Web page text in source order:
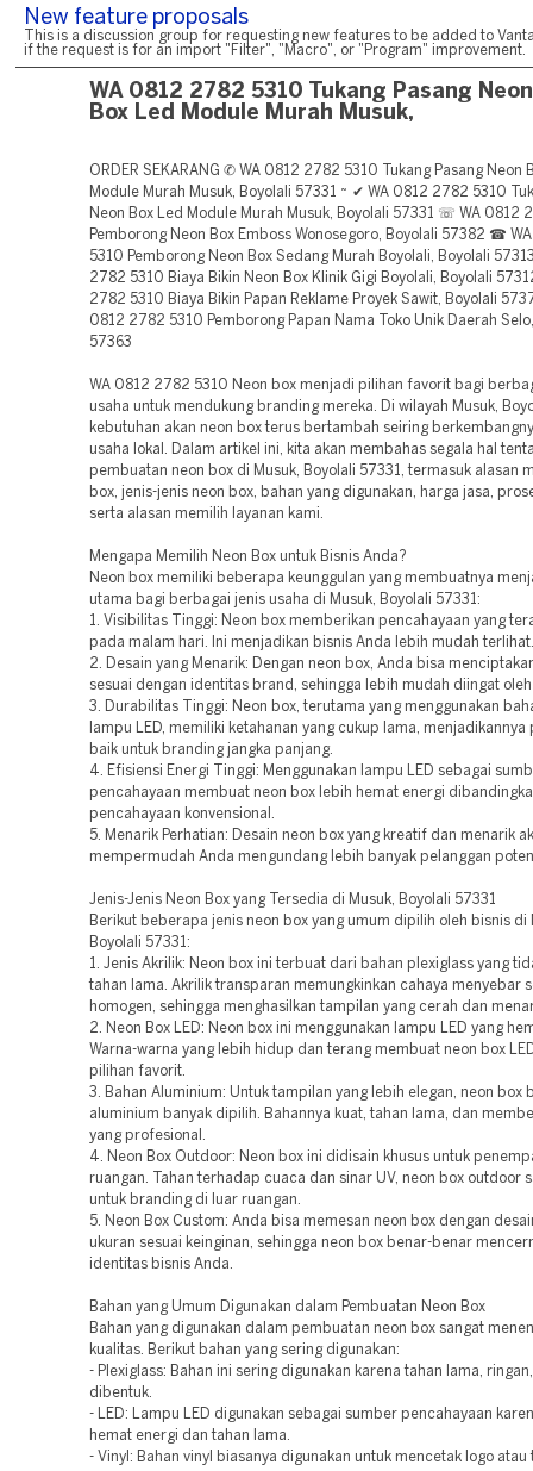
New feature proposals
This is a discussion group for requesting new features to be added to
if the request is for an import "Filter", "Macro", or "Program" improvement.
WA 0812 2782 5310 Tukang Pasang Neon
Box Led Module Murah Musuk,
ORDER SEKARANG ✆ WA 0812 2782 5310 Tukang Pasang Neon
Module Murah Musuk, Boyolali 57331 ~ ✔ WA 0812 2782 5310
Neon Box Led Module Murah Musuk, Boyolali 57331 ☏ WA 0812
Pemborong Neon Box Emboss Wonosegoro, Boyolali 57382 ☎
5310 Pemborong Neon Box Sedang Murah Boyolali, Boyolali
2782 5310 Biaya Bikin Neon Box Klinik Gigi Boyolali, Boyolali
2782 5310 Biaya Bikin Papan Reklame Proyek Sawit, Boyolali
0812 2782 5310 Pemborong Papan Nama Toko Unik Daerah
57363
WA 0812 2782 5310 Neon box menjadi pilihan favorit bagi
usaha untuk mendukung branding mereka. Di wilayah Musuk,
kebutuhan akan neon box terus bertambah seiring
usaha lokal. Dalam artikel ini, kita akan membahas segala hal
pembuatan neon box di Musuk, Boyolali 57331, termasuk alasan
box, jenis-jenis neon box, bahan yang digunakan, harga jasa,
serta alasan memilih layanan kami.
Mengapa Memilih Neon Box untuk Bisnis Anda?
Neon box memiliki beberapa keunggulan yang membuatnya
utama bagi berbagai jenis usaha di Musuk, Boyolali 57331:
1. Visibilitas Tinggi: Neon box memberikan pencahayaan yang
pada malam hari. Ini menjadikan bisnis Anda lebih mudah
2. Desain yang Menarik: Dengan neon box, Anda bisa
sesuai dengan identitas brand, sehingga lebih mudah diingat
3. Durabilitas Tinggi: Neon box, terutama yang menggunakan
lampu LED, memiliki ketahanan yang cukup lama, menjadikannya
baik untuk branding jangka panjang.
4. Efisiensi Energi Tinggi: Menggunakan lampu LED sebagai
pencahayaan membuat neon box lebih hemat energi
pencahayaan konvensional.
5. Menarik Perhatian: Desain neon box yang kreatif dan menarik
mempermudah Anda mengundang lebih banyak pelanggan
Jenis-Jenis Neon Box yang Tersedia di Musuk, Boyolali 57331
Berikut beberapa jenis neon box yang umum dipilih oleh bisnis di
Boyolali 57331:
1. Jenis Akrilik: Neon box ini terbuat dari bahan plexiglass yang
tahan lama. Akrilik transparan memungkinkan cahaya menyebar
homogen, sehingga menghasilkan tampilan yang cerah dan
2. Neon Box LED: Neon box ini menggunakan lampu LED yang
Warna-warna yang lebih hidup dan terang membuat neon box
pilihan favorit.
3. Bahan Aluminium: Untuk tampilan yang lebih elegan, neon box
aluminium banyak dipilih. Bahannya kuat, tahan lama, dan
yang profesional.
4. Neon Box Outdoor: Neon box ini didisain khusus untuk
ruangan. Tahan terhadap cuaca dan sinar UV, neon box outdoor
untuk branding di luar ruangan.
5. Neon Box Custom: Anda bisa memesan neon box dengan
ukuran sesuai keinginan, sehingga neon box benar-benar
identitas bisnis Anda.
Bahan yang Umum Digunakan dalam Pembuatan Neon Box
Bahan yang digunakan dalam pembuatan neon box sangat
kualitas. Berikut bahan yang sering digunakan:
- Plexiglass: Bahan ini sering digunakan karena tahan lama,
dibentuk.
- LED: Lampu LED digunakan sebagai sumber pencahayaan
hemat energi dan tahan lama.
- Vinyl: Bahan vinyl biasanya digunakan untuk mencetak logo atau